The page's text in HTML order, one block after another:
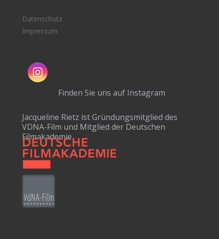
Datenschutz
Impressum
Finden Sie uns auf Instagram
Jacqueline Rietz ist Gründungsmitglied des
VDNA-Film und Mitglied der Deutschen
Filmakademie